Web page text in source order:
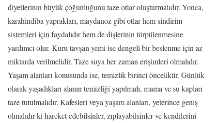
diyetlerinin büyük çoğunluğunu taze otlar oluşturmalıdır. Yonca,
karahindiba yaprakları, maydanoz gibi otlar hem sindirim
sistemleri için faydalıdır hem de dişlerinin törpülenmesine
yardımcı olur. Kuru tavşan yemi ise dengeli bir beslenme için az
miktarda verilmelidir. Taze suya her zaman erişimleri olmalıdır.
Yaşam alanları konusunda ise, temizlik birinci önceliktir. Günlük
olarak yaşadıkları alanın temizliği yapılmalı, mama ve su kapları
taze tutulmalıdır. Kafesleri veya yaşam alanları, yeterince geniş
olmalıdır ki hareket edebilsinler, zıplayabilsinler ve kendilerini